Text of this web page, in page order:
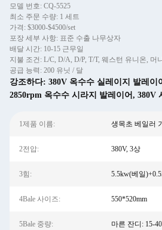
모델 번호: CQ-5525
최소 주문 수량: 1 세트
가격: $3000-$4500/set
포장 세부 사항: 표준 수출 나무상자
배달 시간: 10-15 근무일
지불 조건: L/C, D/A, D/P, T/T, 웨스턴 유니온, 머
공급 능력: 200 유닛 / 달
강조하다: 380V 옥수수 실레이지 발레이
2850rpm 옥수수 시라지 발레이어 , 380V
1제품 이름: 생목초 베일러
2전압: 380V, 3상
3힘: 5.5kw(베일
4Bale 사이즈: 550*520mm
5Bale 중량: 마른 잔디: 15-